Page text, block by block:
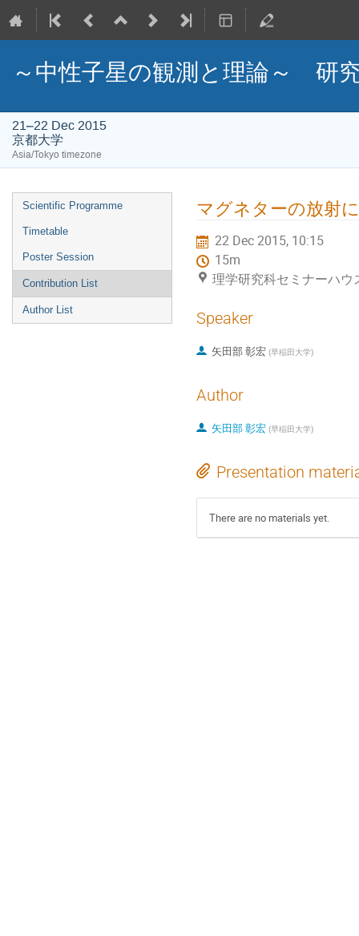
～中性子星の観測と理論～ 研
21–22 Dec 2015
京都大学
Asia/Tokyo timezone
Event
menu
Scientific Programme
Timetable
Poster Session
Contribution List
Author List
マグネターの放射
22 Dec 2015, 10:15
15m
理学研究科セミナーハウ
Speaker
矢田部 彰宏 (早稲田大学)
Author
矢田部 彰宏 (早稲田大学)
Presentation
There are no materials yet.